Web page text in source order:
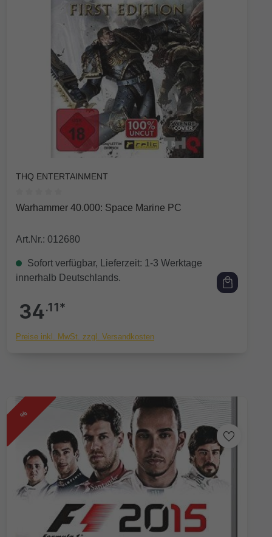
THQ ENTERTAINMENT
Durchschnittliche Bewertung von 0 von 5 Sternen
Warhammer 40.000: Space Marine PC
Art.Nr.: 012680
Sofort verfügbar, Lieferzeit: 1-3 Werktage
innerhalb Deutschlands.
34.11*
Preise inkl. MwSt. zzgl. Versandkosten
%